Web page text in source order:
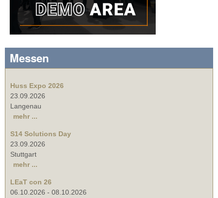
Messen
Huss Expo 2026
23.09.2026
Langenau
mehr ...
S14 Solutions Day
23.09.2026
Stuttgart
mehr ...
LEaT con 26
06.10.2026 - 08.10.2026